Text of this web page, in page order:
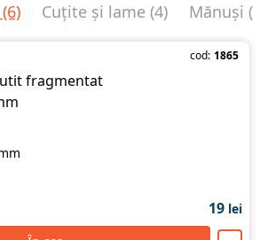
etansarea la vapori intre cadrul
din constructii. Disponibila in
sau dupa instalarea ramei de
metode de a aplica folia. Fie
Cuțite și lame (4) Mănuși
cod: 1865
19 lei